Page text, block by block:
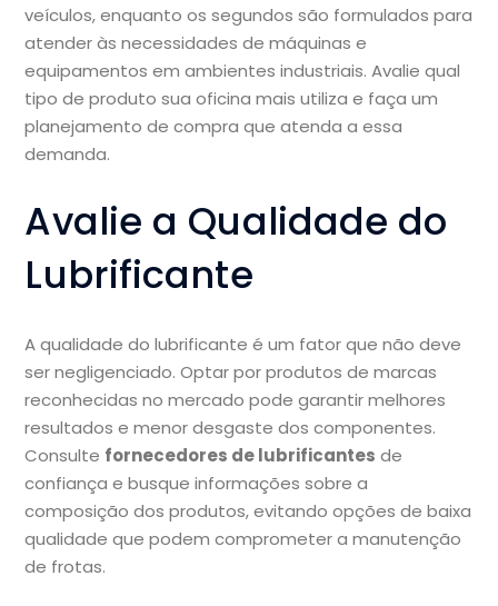
veículos, enquanto os segundos são formulados para
atender às necessidades de máquinas e
equipamentos em ambientes industriais. Avalie qual
tipo de produto sua oficina mais utiliza e faça um
planejamento de compra que atenda a essa
demanda.
Avalie a Qualidade do
Lubrificante
A qualidade do lubrificante é um fator que não deve
ser negligenciado. Optar por produtos de marcas
reconhecidas no mercado pode garantir melhores
resultados e menor desgaste dos componentes.
Consulte fornecedores de lubrificantes de
confiança e busque informações sobre a
composição dos produtos, evitando opções de baixa
qualidade que podem comprometer a manutenção
de frotas.